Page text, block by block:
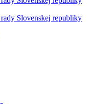
Slovenskej republiky